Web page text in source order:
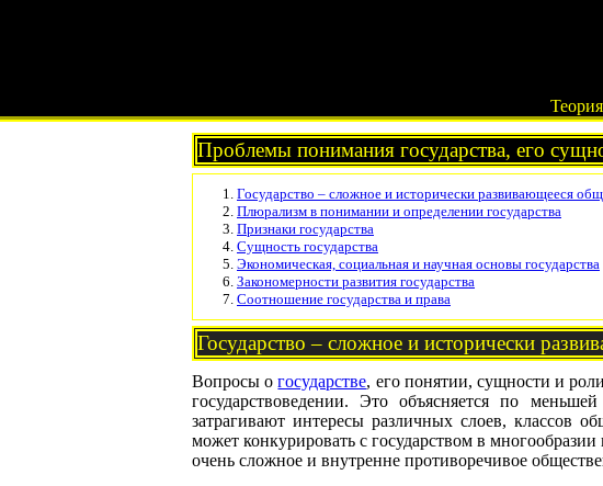
Проблемы понимания государства, его
Государство – сложное и исторически развивающееся
Плюрализм в понимании и определении государства
Признаки государства
Сущность государства
Экономическая, социальная и научная основы государства
Закономерности развития государства
Соотношение государства и права
Государство – сложное и исторически
Вопросы огосударстве, его понятии, сущности и
государствоведении. Это объясняется по
затрагивают интересы различных слоев, классов
может конкурировать с государством в
очень сложное и внутренне противоречивое